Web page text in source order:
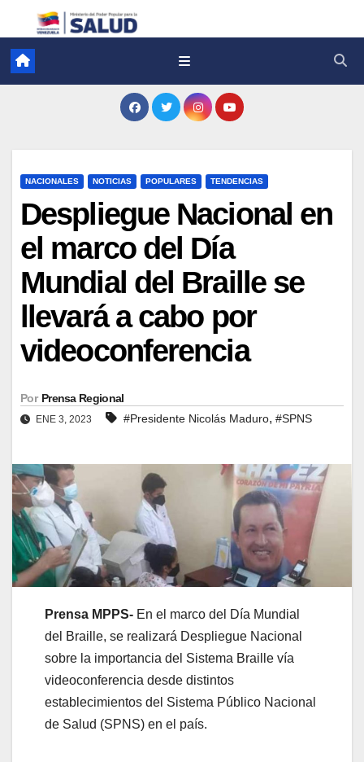
NACIONALES NOTICIAS POPULARES TENDENCIAS
Despliegue Nacional en
el marco del Día
Mundial del Braille se
llevará a cabo por
videoconferencia
Por Prensa Regional
ENE 3, 2023 #Presidente Nicolás Maduro, #SPNS
Prensa MPPS- En el marco del Día Mundial
del Braille, se realizará Despliegue Nacional
sobre la importancia del Sistema Braille vía
videoconferencia desde distintos
establecimientos del Sistema Público Nacional
de Salud (SPNS) en el país.